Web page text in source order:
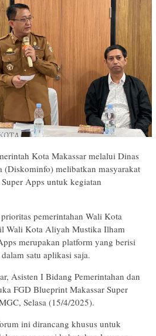
Kota Makassar melalui Dinas
melibatkan masyarakat
Apps untuk kegiatan
pemerintahan Wali Kota
Wali Kota Aliyah Mustika Ilham
merupakan platform yang berisi
satu aplikasi saja.
Asisten I Bidang Pemerintahan dan
FGD Blueprint Makassar Super
Selasa (15/4/2025).
ini dirancang khusus untuk